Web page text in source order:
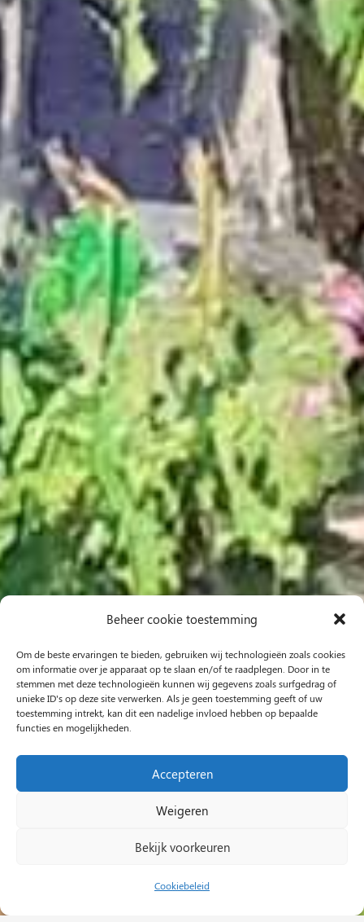
Beheer cookie toestemming
Om de beste ervaringen te bieden, gebruiken wij technologieën zoals cookies
om informatie over je apparaat op te slaan en/of te raadplegen. Door in te
stemmen met deze technologieën kunnen wij gegevens zoals surfgedrag of
unieke ID's op deze site verwerken. Als je geen toestemming geeft of uw
toestemming intrekt, kan dit een nadelige invloed hebben op bepaalde
functies en mogelijkheden.
Accepteren
Weigeren
Bekijk voorkeuren
Cookiebeleid